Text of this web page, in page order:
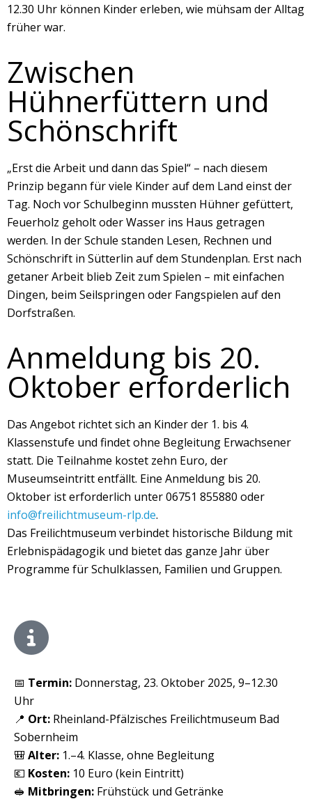
12.30 Uhr können Kinder erleben, wie mühsam der Alltag
früher war.
Zwischen
Hühnerfüttern und
Schönschrift
„Erst die Arbeit und dann das Spiel“ – nach diesem
Prinzip begann für viele Kinder auf dem Land einst der
Tag. Noch vor Schulbeginn mussten Hühner gefüttert,
Feuerholz geholt oder Wasser ins Haus getragen
werden. In der Schule standen Lesen, Rechnen und
Schönschrift in Sütterlin auf dem Stundenplan. Erst nach
getaner Arbeit blieb Zeit zum Spielen – mit einfachen
Dingen, beim Seilspringen oder Fangspielen auf den
Dorfstraßen.
Anmeldung bis 20.
Oktober erforderlich
Das Angebot richtet sich an Kinder der 1. bis 4.
Klassenstufe und findet ohne Begleitung Erwachsener
statt. Die Teilnahme kostet zehn Euro, der
Museumseintritt entfällt. Eine Anmeldung bis 20.
Oktober ist erforderlich unter 06751 855880 oder
info@freilichtmuseum-rlp.de.
Das Freilichtmuseum verbindet historische Bildung mit
Erlebnispädagogik und bietet das ganze Jahr über
Programme für Schulklassen, Familien und Gruppen.
📅 Termin: Donnerstag, 23. Oktober 2025, 9–12.30
Uhr
📍 Ort: Rheinland-Pfälzisches Freilichtmuseum Bad
Sobernheim
🎒 Alter: 1.–4. Klasse, ohne Begleitung
💶 Kosten: 10 Euro (kein Eintritt)
🥪 Mitbringen: Frühstück und Getränke